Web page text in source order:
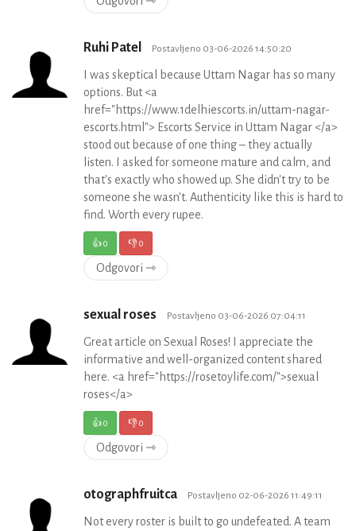
Ruhi Patel Postavljeno 03-06-2026 14:50:20
I was skeptical because Uttam Nagar has so many
options. But <a
href="https://www.1delhiescorts.in/uttam-nagar-
escorts.html"> Escorts Service in Uttam Nagar </a>
stood out because of one thing – they actually
listen. I asked for someone mature and calm, and
that's exactly who showed up. She didn't try to be
someone she wasn't. Authenticity like this is hard to
find. Worth every rupee.
👍0 👎0
Odgovori ⇾
sexual roses Postavljeno 03-06-2026 07:04:11
Great article on Sexual Roses! I appreciate the
informative and well-organized content shared
here. <a href="https://rosetoylife.com/">sexual
roses</a>
👍0 👎0
Odgovori ⇾
otographfruitca Postavljeno 02-06-2026 11:49:11
Not every roster is built to go undefeated. A team